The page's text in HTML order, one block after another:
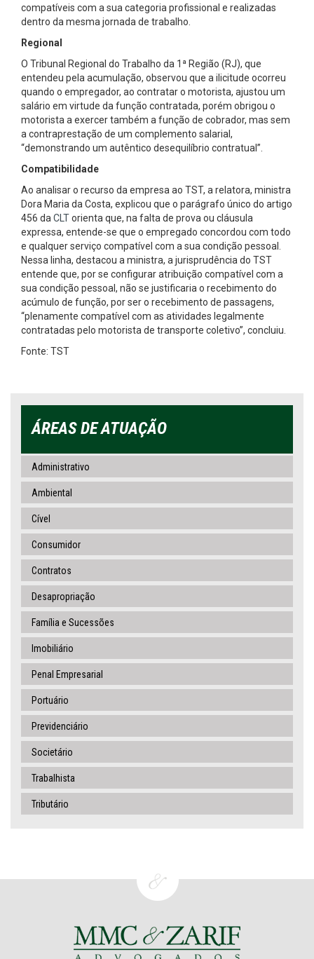
compatíveis com a sua categoria profissional e realizadas
dentro da mesma jornada de trabalho.
Regional
O Tribunal Regional do Trabalho da 1ª Região (RJ), que
entendeu pela acumulação, observou que a ilicitude ocorreu
quando o empregador, ao contratar o motorista, ajustou um
salário em virtude da função contratada, porém obrigou o
motorista a exercer também a função de cobrador, mas sem
a contraprestação de um complemento salarial,
“demonstrando um autêntico desequilíbrio contratual”.
Compatibilidade
Ao analisar o recurso da empresa ao TST, a relatora, ministra
Dora Maria da Costa, explicou que o parágrafo único do artigo
456 da CLTorienta que, na falta de prova ou cláusula
expressa, entende-se que o empregado concordou com todo
e qualquer serviço compatível com a sua condição pessoal.
Nessa linha, destacou a ministra, a jurisprudência do TST
entende que, por se configurar atribuição compatível com a
sua condição pessoal, não se justificaria o recebimento do
acúmulo de função, por ser o recebimento de passagens,
“plenamente compatível com as atividades legalmente
contratadas pelo motorista de transporte coletivo”, concluiu.
Fonte: TST
ÁREAS DE ATUAÇÃO
Administrativo
Ambiental
Cível
Consumidor
Contratos
Desapropriação
Família e Sucessões
Imobiliário
Penal Empresarial
Portuário
Previdenciário
Societário
Trabalhista
Tributário